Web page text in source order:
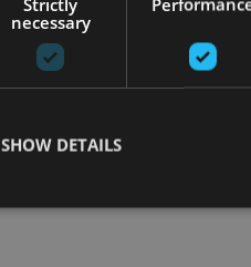
necessary
SHOW DETAILS